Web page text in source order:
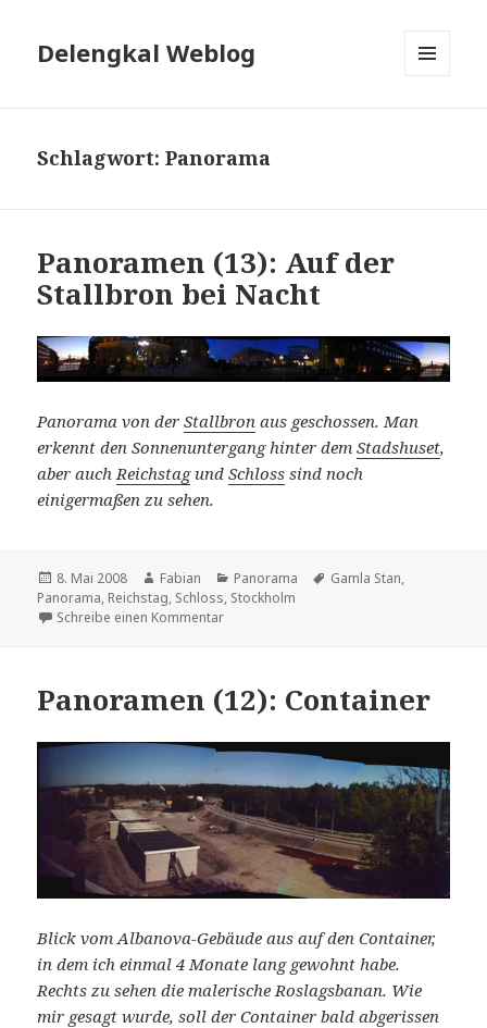
Delengkal Weblog
Schlagwort:Panorama
Panoramen (13): Auf der
Stallbron bei Nacht
Panorama von derStallbron aus geschossen. Man
erkennt den Sonnenuntergang hinter demStadshuset,
aber auch ReichstagundSchloss sind noch
einigermaßen zu sehen.
Veröffentlicht
am
8. Mai 2008 Autor
Fabian Kategorien
Panorama Schlagwörter
Gamla Stan,
Panorama, Reichstag, Schloss, Stockholm
Schreibe einen Kommentarzu Panoramen (13): Auf der Stallbron bei
Panoramen (12): Container
Blick vom Albanova-Gebäude aus auf den Container,
in dem ich einmal 4 Monate lang gewohnt habe.
Rechts zu sehen die malerische Roslagsbanan. Wie
mir gesagt wurde, soll der Container bald abgerissen